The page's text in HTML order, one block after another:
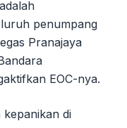
penumpang
Pranajaya
EOC-nya.
kepanikan di